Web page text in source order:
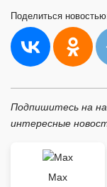
Поделиться
Подпишитесь на
интересные
Max